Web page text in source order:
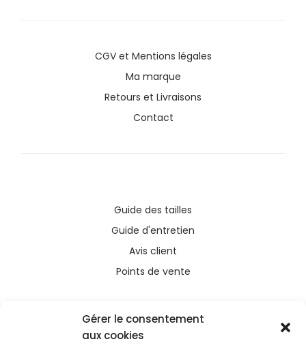
Gérer le consentement
aux cookies
CGVet Mentions légales
Ma marque
Retours et Livraisons
Contact
Guide des tailles
Guide d'entretien
Avis client
Points de vente